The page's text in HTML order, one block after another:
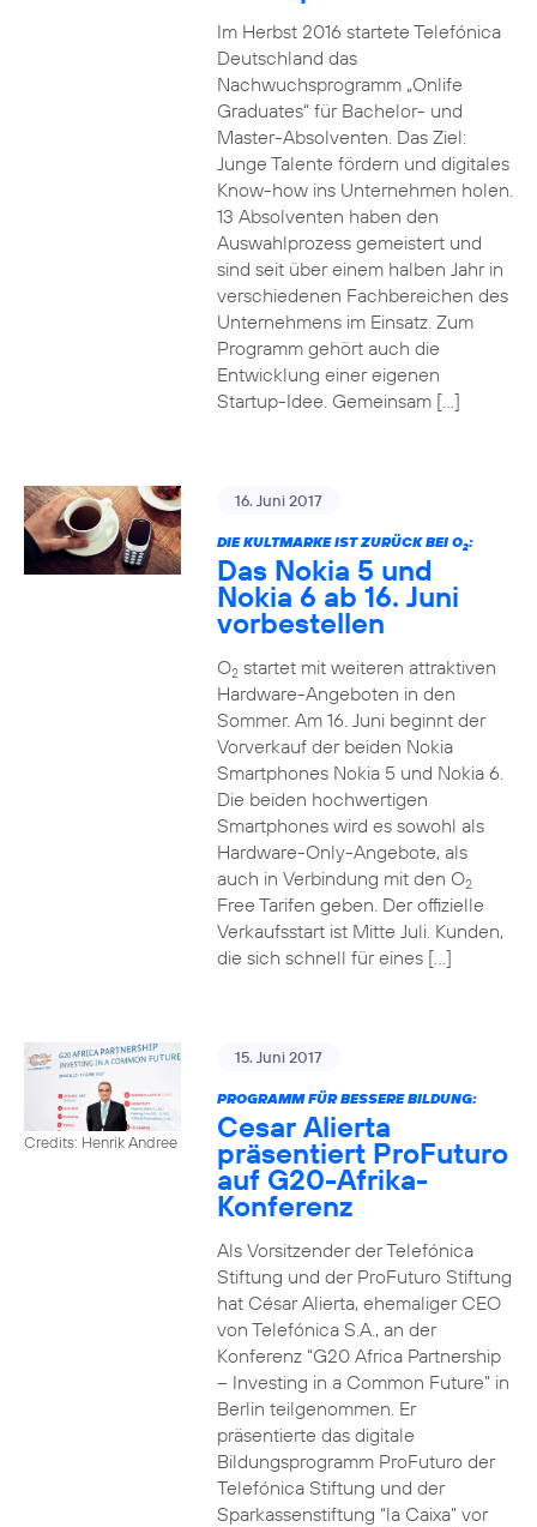
Im Herbst 2016 startete Telefónica
Deutschland das
Nachwuchsprogramm „Onlife
Graduates“ für Bachelor- und
Master-Absolventen. Das Ziel:
Junge Talente fördern und digitales
Know-how ins Unternehmen holen.
13 Absolventen haben den
Auswahlprozess gemeistert und
sind seit über einem halben Jahr in
verschiedenen Fachbereichen des
Unternehmens im Einsatz. Zum
Programm gehört auch die
Entwicklung einer eigenen
Startup-Idee. Gemeinsam […]
16. Juni 2017
DIE KULTMARKE IST ZURÜCK BEI O2:
Das Nokia 5 und
Nokia 6 ab 16. Juni
vorbestellen
O2startet mit weiteren attraktiven
Hardware-Angeboten in den
Sommer. Am 16. Juni beginnt der
Vorverkauf der beiden Nokia
Smartphones Nokia 5 und Nokia 6.
Die beiden hochwertigen
Smartphones wird es sowohl als
Hardware-Only-Angebote, als
auch in Verbindung mit den O2
Free Tarifen geben. Der offizielle
Verkaufsstart ist Mitte Juli. Kunden,
die sich schnell für eines […]
Credits: Henrik Andree
15. Juni 2017
PROGRAMM FÜR BESSERE BILDUNG:
Cesar Alierta
präsentiert ProFuturo
auf G20-Afrika-
Konferenz
Als Vorsitzender der Telefónica
Stiftung und der ProFuturo Stiftung
hat César Alierta, ehemaliger CEO
von Telefónica S.A., an der
Konferenz “G20 Africa Partnership
– Investing in a Common Future” in
Berlin teilgenommen. Er
präsentierte das digitale
Bildungsprogramm ProFuturo der
Telefónica Stiftung und der
Sparkassenstiftung “la Caixa” vor